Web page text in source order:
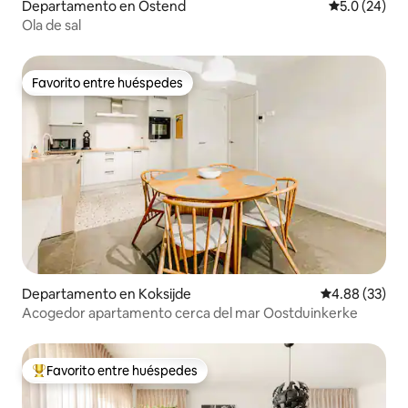
Departamento en Ostend Calificación
5.0 (24)
Ola de sal
Favorito entre huéspedes
Favorito entre huéspedes
Departamento en Koksijde Calificación
4.88 (33)
Acogedor apartamento cerca del mar Oostduinkerke
De los mejores en Favorito entre huéspedes
Favorito entre huéspedes